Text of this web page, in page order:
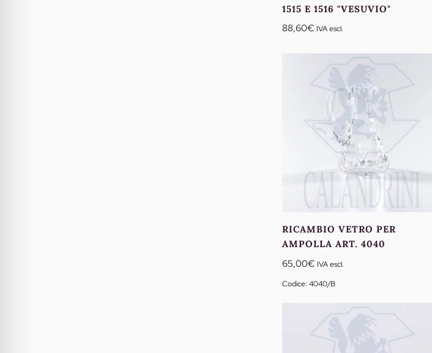
1515 E 1516 "VESUVIO"
88,60€ IVA escl.
RICAMBIO VETRO PER
AMPOLLA ART. 4040
65,00€ IVA escl.
Codice: 4040/B